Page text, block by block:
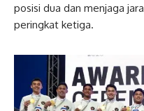
posisi dua dan menjaga
peringkat ketiga.